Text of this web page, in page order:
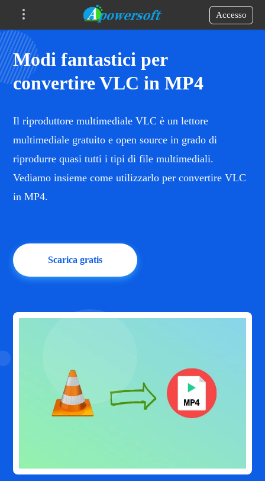
Accesso
Modi fantastici per
convertire VLC in MP4
Il riproduttore multimediale VLC è un lettore
multimediale gratuito e open source in grado di
riprodurre quasi tutti i tipi di file multimediali.
Vediamo insieme come utilizzarlo per convertire VLC
in MP4.
Scarica gratis